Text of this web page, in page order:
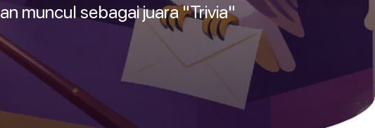
muncul sebagai juara "Trivia"